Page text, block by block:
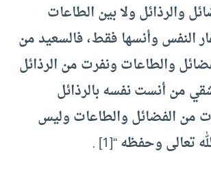
والرذائل ولا بين الطاعات
النفس وأنسها فقط، فالسعيد من
والطاعات ونفرت من الرذائل
من أنست نفسه بالرذائل
من الفضائل والطاعات وليس
تعالى وحفظه“
[1]
.